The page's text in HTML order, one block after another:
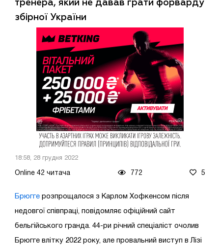
тренера, який не давав грати форварду
збірної України
18:58, 28 грудня 2022
Online 42 читача 772 5
Брюгге розпрощалося з Карлом Хофкенсом після
недовгої співпраці, повідомляє офіційний сайт
бельгійського гранда. 44-ри річний спеціаліст очолив
Брюгге влітку 2022 року, але провальний виступ в Лізі